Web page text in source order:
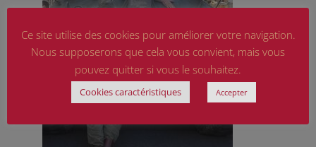
Ce site utilise des cookies pour améliorer votre navigation.
Nous supposerons que cela vous convient, mais vous
pouvez quitter si vous le souhaitez.
Cookies caractéristiques Accepter